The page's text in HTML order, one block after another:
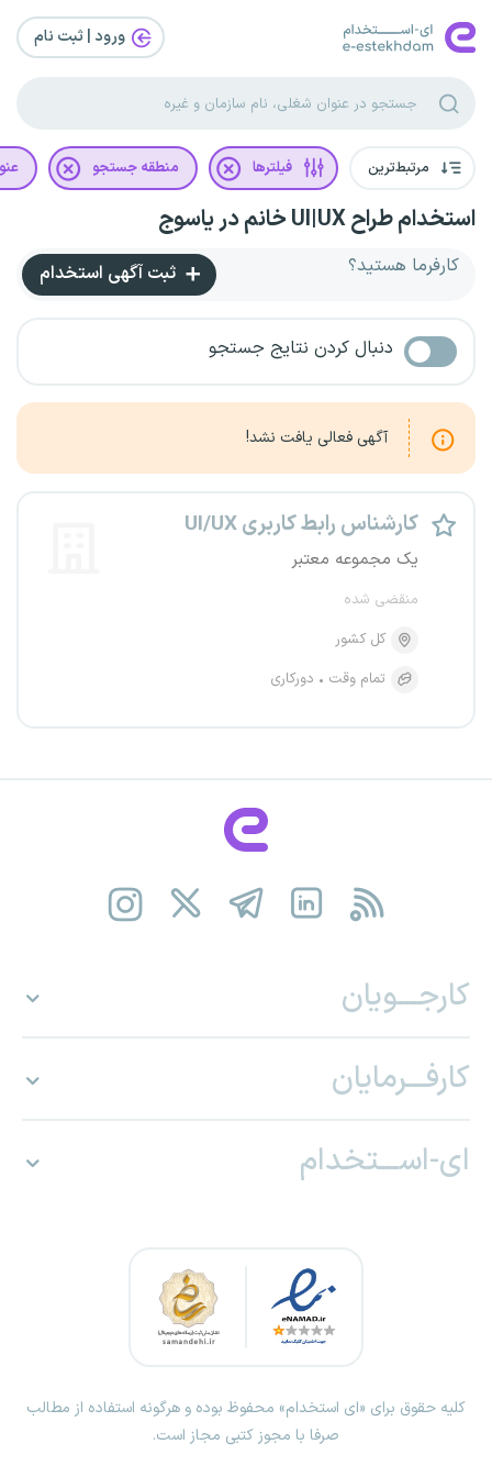
ورود | ثبت‌ نام
مرتبط‌ترین فیلترها منطقه جستجو
استخدام طراح UI|UX خانم در یاسوج
کارفرما هستید؟ ثبت آگهی استخدام
دنبال کردن نتایج جستجو
آگهی فعالی یافت نشد!
کارشناس رابط کاربری UI/UX
یک مجموعه معتبر
منقضی شده
کل کشور
تمام وقت
دورکاری
کارجـــویان
کارفـــرمایان
ای-اســـتخدام
کلیه حقوق برای «ای استخدام» محفوظ بوده و هرگونه استفاده از مطالب
صرفا با مجوز کتبی مجاز است.